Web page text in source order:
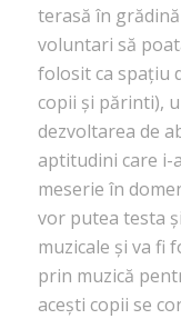
terasă în
voluntari să
folosit ca spațiu
copii și părinti),
dezvoltarea de
aptitudini care i-
meserie în
vor putea testa
muzicale și va fi
prin muzică
acești copii se